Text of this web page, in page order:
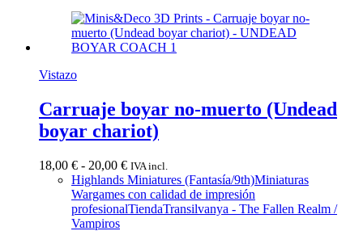
17,00 €
Vistazo
Carruaje boyar no-muerto (Undead
boyar chariot)
18,00 € - 20,00 €Rango
de
precios:
desde
IVA incl.
Highlands Miniatures (Fantasía/9th)Miniaturas
Wargames con calidad de impresión
profesionalTiendaTransilvanya - The Fallen Realm /
Vampiros